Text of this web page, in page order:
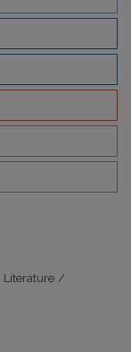
Literature /